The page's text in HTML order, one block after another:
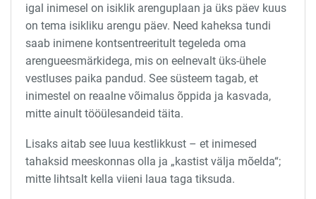
igal inimesel on isiklik arenguplaan ja üks päev kuus
on tema isikliku arengu päev. Need kaheksa tundi
saab inimene kontsentreeritult tegeleda oma
arengueesmärkidega, mis on eelnevalt üks-ühele
vestluses paika pandud. See süsteem tagab, et
inimestel on reaalne võimalus õppida ja kasvada,
mitte ainult tööülesandeid täita.
Lisaks aitab see luua kestlikkust – et inimesed
tahaksid meeskonnas olla ja „kastist välja mõelda“;
mitte lihtsalt kella viieni laua taga tiksuda.